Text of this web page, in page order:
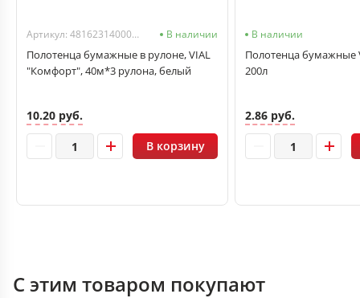
Артикул: 4816231400030 В наличии
Полотенца бумажные в рулоне, VIAL
"Комфорт", 40м*3 рулона, белый
10.20 руб.
В корзину
В наличии
Полотенца бумажные
200л
2.86 руб.
С этим товаром покупают